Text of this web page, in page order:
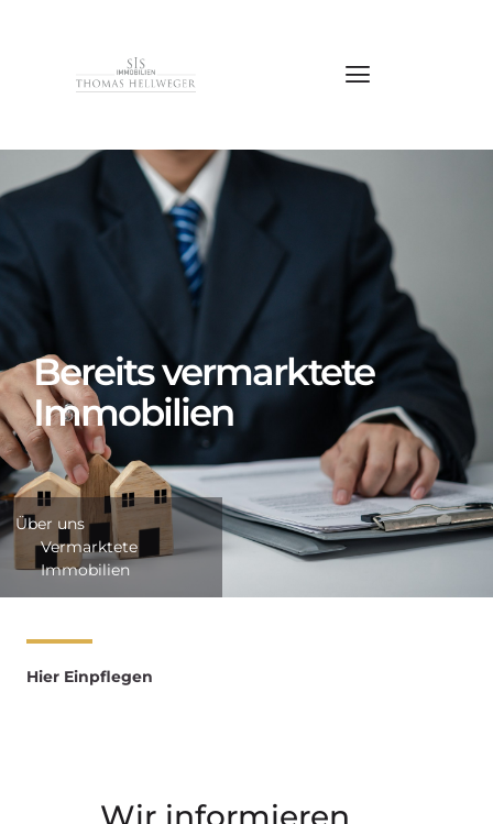
Über uns
Vermarktete
Immobilien
Bereits vermarktete
Immobilien
Hier Einpflegen
Wir informieren